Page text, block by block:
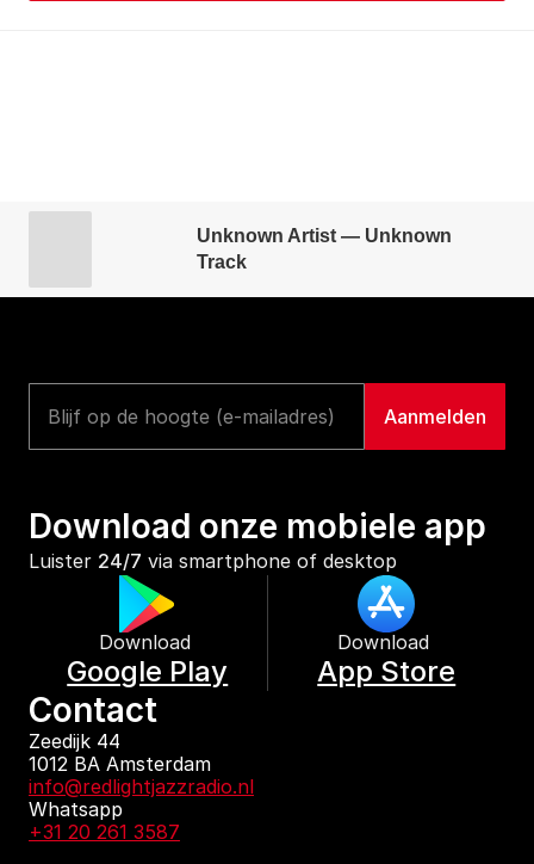
Unknown Artist — Unknown
Track
Download onze mobiele app
Luister 24/7 via smartphone of desktop
Download
Google Play
Download
App Store
Contact
Zeedijk 44
1012 BA Amsterdam
info@redlightjazzradio.nl
Whatsapp
+31 20 261 3587